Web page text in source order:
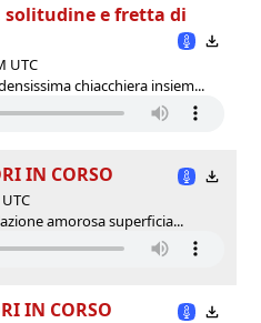
solitudine e fretta di
UTC
chiacchiera insiem...
IN CORSO
amorosa superficia...
IN CORSO